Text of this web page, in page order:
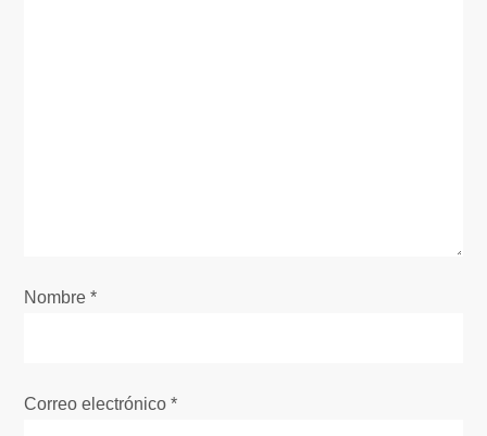
n
r
Nombre*
Correo electrónico*